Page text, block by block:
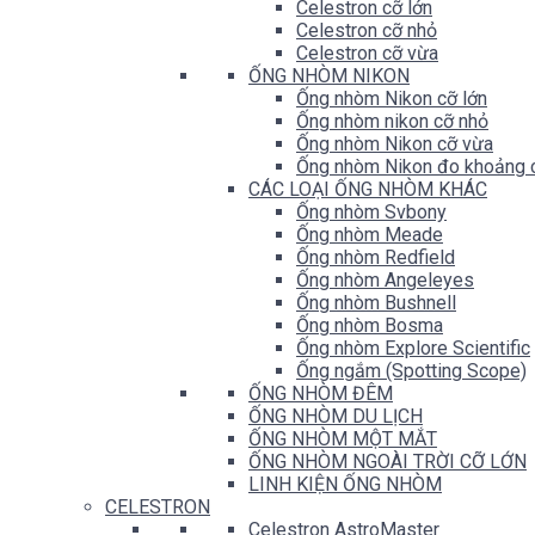
Celestron cỡ lớn
Celestron cỡ nhỏ
Celestron cỡ vừa
ỐNG NHÒM NIKON
Ống nhòm Nikon cỡ lớn
Ống nhòm nikon cỡ nhỏ
Ống nhòm Nikon cỡ vừa
Ống nhòm Nikon đo khoảng
CÁC LOẠI ỐNG NHÒM KHÁC
Ống nhòm Svbony
Ống nhòm Meade
Ống nhòm Redfield
Ống nhòm Angeleyes
Ống nhòm Bushnell
Ống nhòm Bosma
Ống nhòm Explore Scientific
Ống ngắm (Spotting Scope)
ỐNG NHÒM ĐÊM
ỐNG NHÒM DU LỊCH
ỐNG NHÒM MỘT MẮT
ỐNG NHÒM NGOÀI TRỜI CỠ LỚN
LINH KIỆN ỐNG NHÒM
CELESTRON
Celestron AstroMaster